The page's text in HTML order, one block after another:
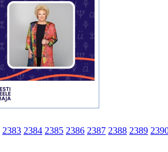
2383 2384 2385 2386 2387 2388 2389